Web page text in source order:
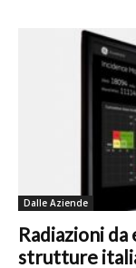
Dalle Aziende
Radiazioni
strutture